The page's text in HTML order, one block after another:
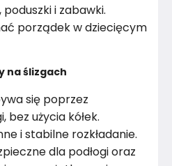
i zabawki.
porządek w dziecięcym
na ślizgach
się poprzez
bez użycia kółek.
i stabilne rozkładanie.
dla podłogi oraz